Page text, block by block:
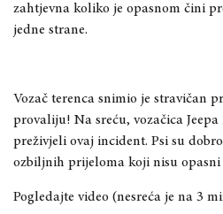
zahtjevna koliko je opasnom čini
jedne strane.
Vozač terenca snimio je stravičan
provaliju! Na sreću, vozačica
preživjeli ovaj incident. Psi su
ozbiljnih prijeloma koji nisu opasni
Pogledajte video (nesreća je na 3